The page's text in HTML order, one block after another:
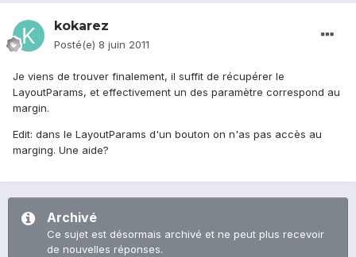
kokarez
Posté(e) 8 juin 2011
Je viens de trouver finalement, il suffit de récupérer le
LayoutParams, et effectivement un des paramètre correspond au
margin.
Edit: dans le LayoutParams d'un bouton on n'as pas accès au
marging. Une aide?
Archivé
Ce sujet est désormais archivé et ne peut plus recevoir
de nouvelles réponses.